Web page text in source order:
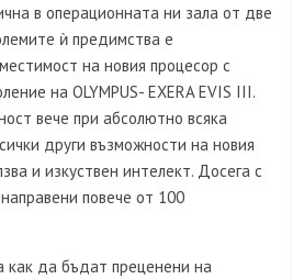
в операционната ни зала от две
ѝ предимства е
на новия процесор с
на OLYMPUS- EXERA EVIS III.
вече при абсолютно всяка
други възможности на новия
и изкуствен интелект. Досега с
повече от 100
как да бъдат преценени на